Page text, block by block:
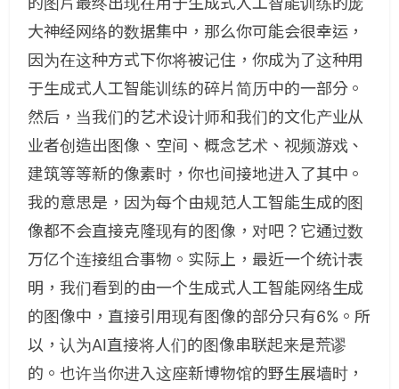
大神经网络的数据集中，那么你可能会很幸运，
因为在这种方式下你将被记住，你成为了这种用
于生成式人工智能训练的碎片简历中的一部分。
然后，当我们的艺术设计师和我们的文化产业从
业者创造出图像、空间、概念艺术、视频游戏、
建筑等等新的像素时，你也间接地进入了其中。
我的意思是，因为每个由规范人工智能生成的图
像都不会直接克隆现有的图像，对吧？它通过数
万亿个连接组合事物。实际上，最近一个统计表
明，我们看到的由一个生成式人工智能网络生成
的图像中，直接引用现有图像的部分只有6%。所
以，认为AI直接将人们的图像串联起来是荒谬
的。也许当你进入这座新博物馆的野生展墙时，